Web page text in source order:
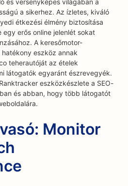
és versenyképes világában a
a sikerhez. Az ízletes, kiváló
étkezési élmény biztosítása
erős online jelenlét sokat
A keresőmotor-
eszköz annak
teherautóját az ételek
látogatók egyaránt észrevegyék.
eszközkészlete a SEO-
és abban, hogy több látogatót
Monitor